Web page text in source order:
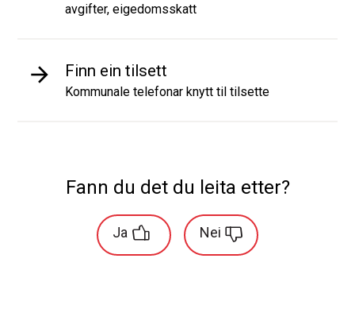
avgifter, eigedomsskatt
Finn ein tilsett
Kommunale telefonar knytt til tilsette
Fann du det du leita etter?
Ja Nei